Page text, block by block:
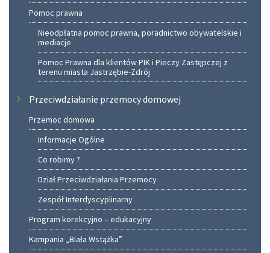
Pomoc prawna
Nieodpłatna pomoc prawna, poradnictwo obywatelskie i
mediacje
Pomoc Prawna dla klientów PIK i Pieczy Zastępczej z
terenu miasta Jastrzębie-Zdrój
Przeciwdziałanie przemocy domowej
Przemoc domowa
Informacje Ogólne
Co robimy ?
Dział Przeciwdziałania Przemocy
Zespół Interdyscyplinarny
Program korekcyjno – edukacyjny
Kampania „Biała Wstążka”